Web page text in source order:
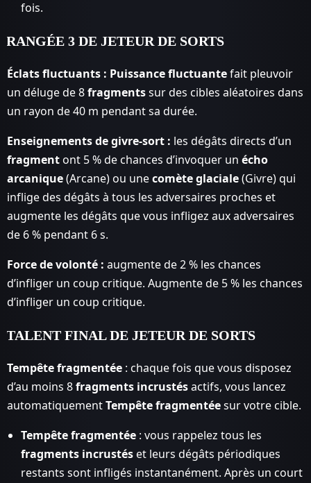
fois.
RANGÉE 3 DE JETEUR DE SORTS
Éclats fluctuants : Puissance fluctuantefait pleuvoir
un déluge de 8fragmentssur des cibles aléatoires dans
un rayon de 40 m pendant sa durée.
Enseignements de givre-sort : les dégâts directs d’un
fragmentont 5 % de chances d’invoquer un écho
arcanique(Arcane) ou unecomète glaciale(Givre) qui
inflige des dégâts à tous les adversaires proches et
augmente les dégâts que vous infligez aux adversaires
de 6 % pendant 6 s.
Force de volonté : augmente de 2 % les chances
d’infliger un coup critique. Augmente de 5 % les chances
d’infliger un coup critique.
TALENT FINAL DE JETEUR DE SORTS
Tempête fragmentée : chaque fois que vous disposez
d’au moins 8fragments incrustésactifs, vous lancez
automatiquementTempête fragmentéesur votre cible.
Tempête fragmentée : vous rappelez tous les
fragments incrustés et leurs dégâts périodiques
restants sont infligés instantanément. Après un court